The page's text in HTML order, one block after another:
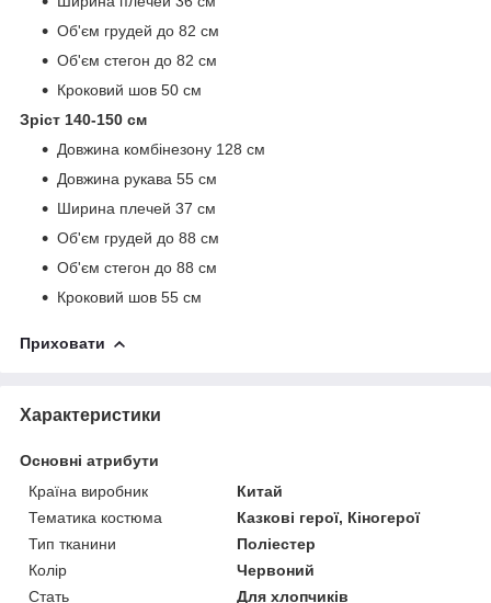
Об'єм грудей до 82 см
Об'єм стегон до 82 см
Кроковий шов 50 см
Зріст 140-150 см
Довжина комбінезону 128 см
Довжина рукава 55 см
Ширина плечей 37 см
Об'єм грудей до 88 см
Об'єм стегон до 88 см
Кроковий шов 55 см
Приховати
Характеристики
Основні атрибути
Країна виробник
Китай
Тематика костюма
Казкові герої, Кіногерої
Тип тканини
Поліестер
Колір
Червоний
Стать
Для хлопчиків